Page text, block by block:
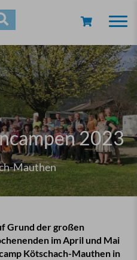
2023
Mauthen
Grund der großen
im April und Mai
Kötschach-Mauthen in